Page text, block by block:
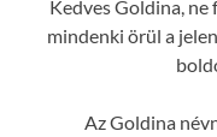
Kedves Goldina, ne
mindenki örül a
Az Goldina